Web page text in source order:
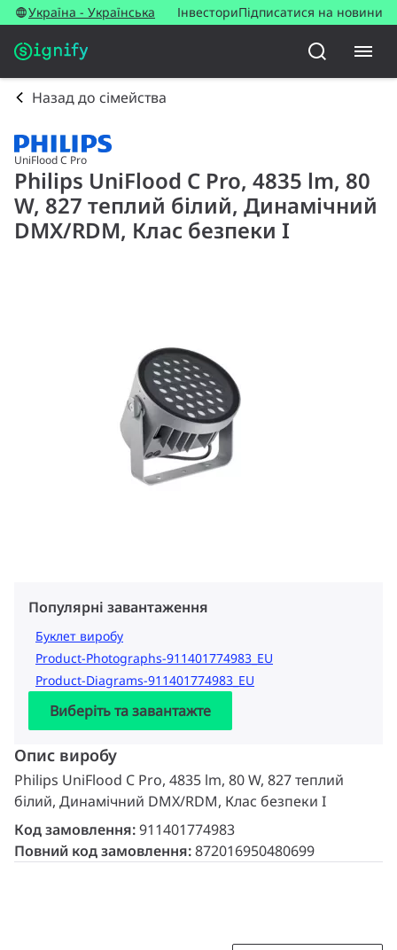
Україна - Українська ІнвесториПідписатися на новини
Назад до сімейства
UniFlood C Pro
Philips UniFlood C Pro, 4835 lm, 80
W, 827 теплий білий, Динамічний
DMX/RDM, Клас безпеки I
Популярні завантаження
Буклет виробу
Product-Photographs-911401774983_EU
Product-Diagrams-911401774983_EU
Виберіть та завантажте
Опис виробу
Philips UniFlood C Pro, 4835 lm, 80 W, 827 теплий
білий, Динамічний DMX/RDM, Клас безпеки I
Код замовлення:911401774983
Повний код замовлення:872016950480699